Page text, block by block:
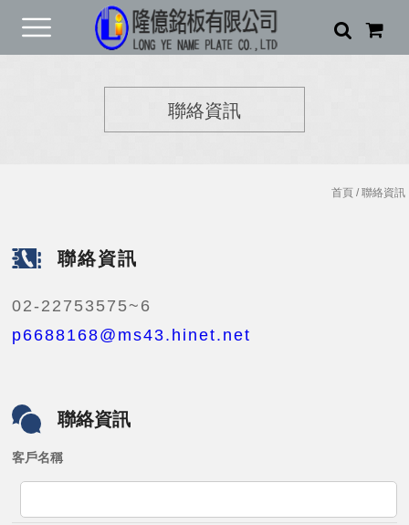
聯絡資訊
首頁/ 聯絡資訊
聯絡資訊
02-22753575~6
p6688168@ms43.hinet.net
聯絡資訊
客戶名稱